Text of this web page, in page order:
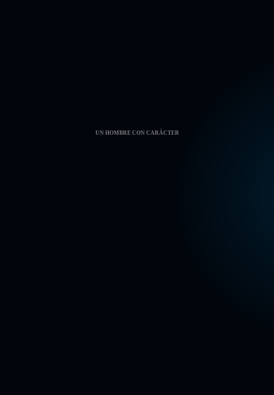
UN HOMBRE CON CARÁCTER